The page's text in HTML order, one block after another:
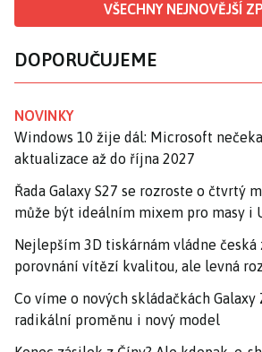
VŠECHNY NEJNOVĚJŠÍ
DOPORUČUJEME
NOVINKY
Windows 10 žije dál: Microsoft
aktualizace až do října 2027
Řada Galaxy S27 se rozroste o čtvrtý
může být ideálním mixem pro masy i
Nejlepším 3D tiskárnám vládne česká
porovnání vítězí kvalitou, ale levná
Co víme o nových skládačkách Galaxy
radikální proměnu i nový model